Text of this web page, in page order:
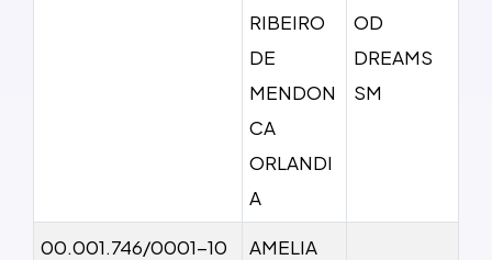
RIBEIRO
DE
MENDON
CA
ORLANDI
A
OD
DREAMS
SM
00.001.746/0001-10
AMELIA